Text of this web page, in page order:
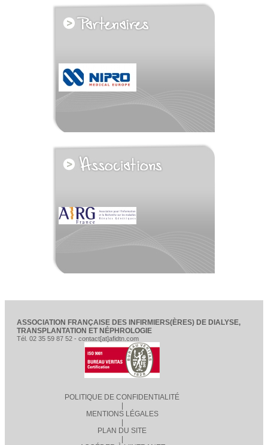
voir tous les partenaires
ASSOCIATION FRANÇAISE DES INFIRMIERS(ÈRES) DE DIALYSE,
TRANSPLANTATION ET NÉPHROLOGIE
Tél. 02 35 59 87 52 - contact[at]afidtn.com
POLITIQUE DE CONFIDENTIALITÉ
MENTIONS LÉGALES
PLAN DU SITE